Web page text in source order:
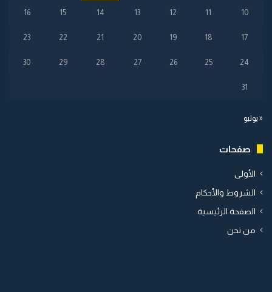
10
11
12
13
14
15
16
17
18
19
20
21
22
23
24
25
26
27
28
29
30
31
« يوليو
صفحات
الأولى
الشروط والأحكام
الصفحة الرئيسية
من نحن